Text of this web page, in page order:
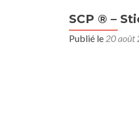
SCP ® –
Publié le 20 août